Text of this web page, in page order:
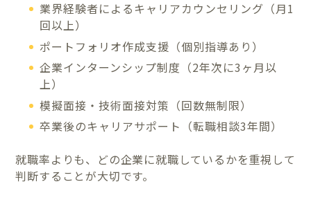
業界経験者によるキャリアカウンセリング（月1
回以上）
ポートフォリオ作成支援（個別指導あり）
企業インターンシップ制度（2年次に3ヶ月以
上）
模擬面接・技術面接対策（回数無制限）
卒業後のキャリアサポート（転職相談3年間）
就職率よりも、どの企業に就職しているかを重視して
判断することが大切です。